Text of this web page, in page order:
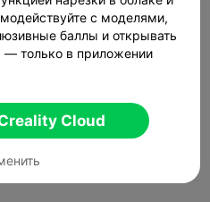
с моделями,
баллы и открывать
только в приложении
Cloud